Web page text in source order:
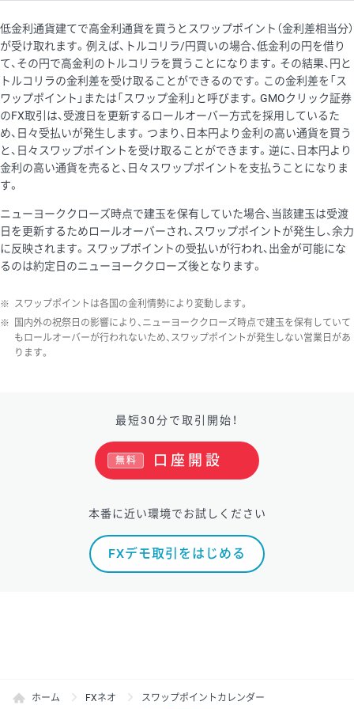
低金利通貨建てで高金利通貨を買うとスワップポイント（金利差相当分）
が受け取れます。例えば、トルコリラ/円買いの場合、低金利の円を借り
て、その円で高金利のトルコリラを買うことになります。その結果、円と
トルコリラの金利差を受け取ることができるのです。この金利差を「ス
ワップポイント」または「スワップ金利」と呼びます。GMOクリック証券
のFX取引は、受渡日を更新するロールオーバー方式を採用しているた
め、日々受払いが発生します。つまり、日本円より金利の高い通貨を買う
と、日々スワップポイントを受け取ることができます。逆に、日本円より
金利の高い通貨を売ると、日々スワップポイントを支払うことになりま
す。
ニューヨーククローズ時点で建玉を保有していた場合、当該建玉は受渡
日を更新するためロールオーバーされ、スワップポイントが発生し、余力
に反映されます。スワップポイントの受払いが行われ、出金が可能にな
るのは約定日のニューヨーククローズ後となります。
※ スワップポイントは各国の金利情勢により変動します。
※
国内外の祝祭日の影響により、ニューヨーククローズ時点で建玉を保有していて
もロールオーバーが行われないため、スワップポイントが発生しない営業日があ
ります。
最短30分で取引開始！
口座開設
無料
本番に近い環境でお試しください
FXデモ取引をはじめる
ホーム FXネオ スワップポイントカレンダー